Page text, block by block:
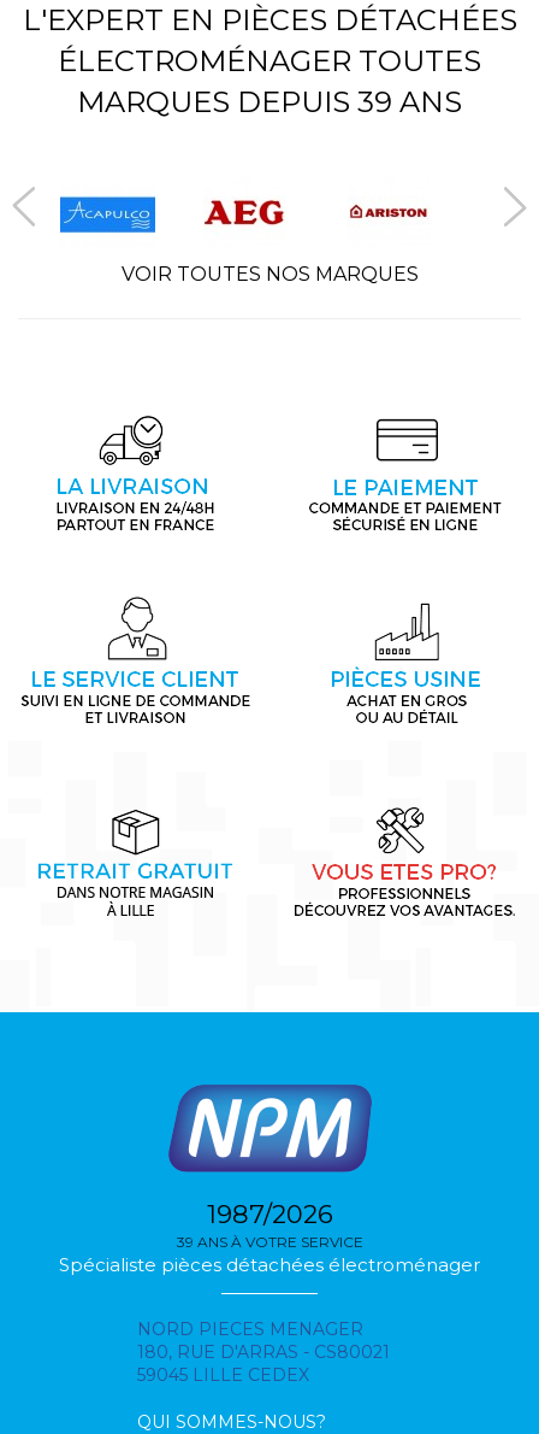
L'EXPERT EN PIÈCES DÉTACHÉES
ÉLECTROMÉNAGER TOUTES
MARQUES DEPUIS 39 ANS
VOIR TOUTES NOS MARQUES
1987/2026
39 ANS À VOTRE SERVICE
Spécialiste pièces détachées électroménager
NORD PIECES MENAGER
180, RUE D'ARRAS - CS80021
59045 LILLE CEDEX
QUI SOMMES-NOUS?